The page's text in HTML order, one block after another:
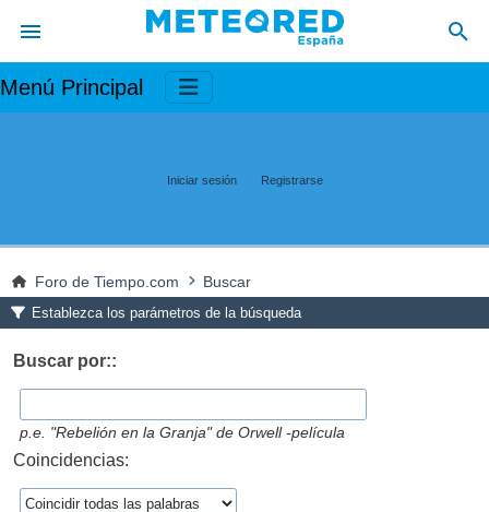
Menú Principal
Iniciar sesión Registrarse
Foro de Tiempo.com Buscar
Establezca los parámetros de la búsqueda
Buscar por::
p.e. "Rebelión en la Granja" de Orwell -película
Coincidencias: